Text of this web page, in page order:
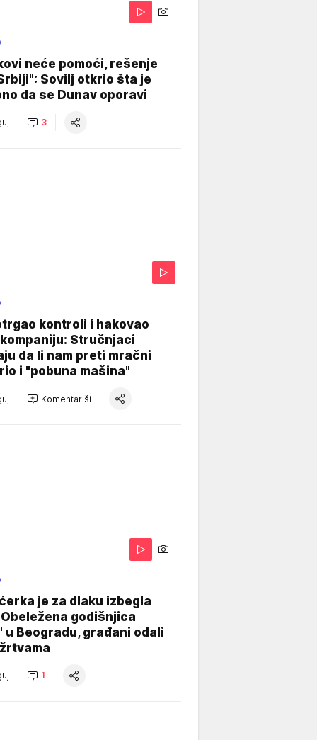
neće pomoći, rešenje
Sovilj otkrio šta je
da se Dunav oporavi
3
kontroli i hakovao
Stručnjaci
da li nam preti mračni
i "pobuna mašina"
Komentariši
je za dlaku izbegla
godišnjica
u Beogradu, građani odali
1